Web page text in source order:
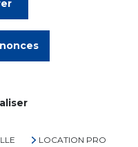
LOCATION PRO